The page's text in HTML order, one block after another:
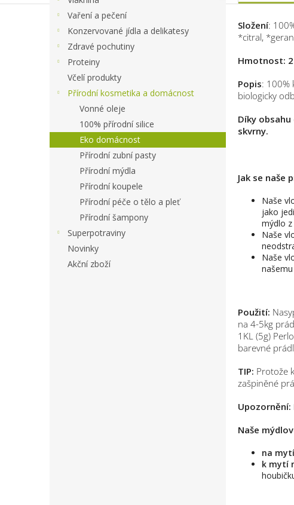
Vaření a pečení
Konzervované jídla a delikatesy
Zdravé pochutiny
Proteiny
Včelí produkty
Přírodní kosmetika a domácnost
Vonné oleje
100% přírodní silice
Eko domácnost
Přírodní zubní pasty
Přírodní mýdla
Přírodní koupele
Přírodní péče o tělo a pleť
Přírodní šampony
Superpotraviny
Novinky
Akční zboží
Složení:
*citral,
Hmotnost:
Popis: 100%
biologicky
Díky
skvrny.
Jak se naše
Naše
jako
mýdlo
Naše
Naše
Použití:
na 4-5kg
1KL (5g)
barevné
TIP: Protože
zašpiněné
Naše
na
k mytí